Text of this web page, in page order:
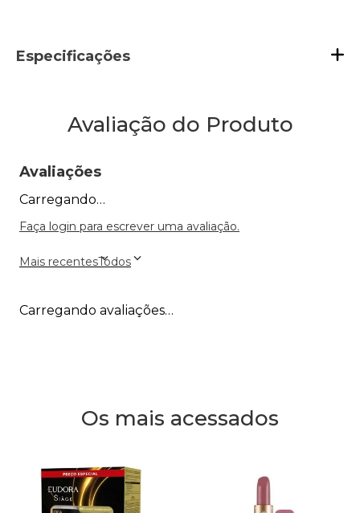
Especificações
Avaliação do Produto
Avaliações
Carregando…
Faça login para escrever uma avaliação.
Mais recentesTodos
Carregando avaliações…
Os mais acessados